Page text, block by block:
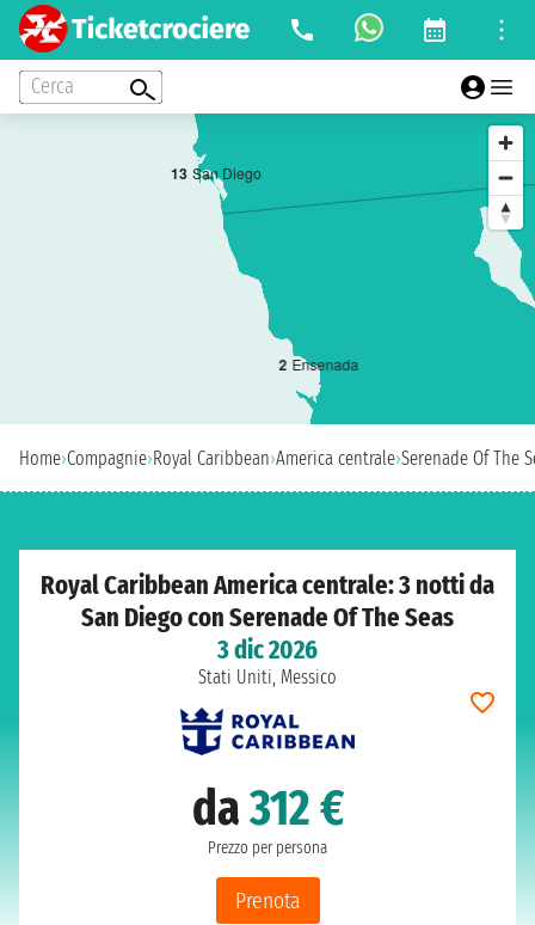
Cerca
13 San Diego
2 Ensenada
Home›Compagnie›Royal Caribbean›America centrale›Serenade Of The
Royal Caribbean America centrale: 3 notti da
San Diego con Serenade Of The Seas
3 dic 2026
Stati Uniti, Messico
da312 €
Prezzo per persona
Prenota